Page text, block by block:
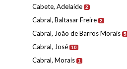
Cabete, Adelaide 2
Cabral, Baltasar Freire 2
Cabral, João de Barros Morais 5
Cabral, José 10
Cabral, Morais 1